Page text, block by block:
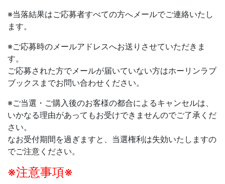
※当落結果はご応募者すべての方へメールでご連絡いたし
ます。
※ご応募時のメールアドレスへお送りさせていただきま
す。
ご応募された方でメールが届いていない方はホーリンラブ
ブックスまでお問い合わせください。
※ご当選・ご購入後のお客様の都合によるキャンセルは、
いかなる理由があってもお受けできませんのでご了承くだ
さい。
なお受付期間を過ぎますと、当選権利は失効いたしますの
でご注意ください。
※注意事項※